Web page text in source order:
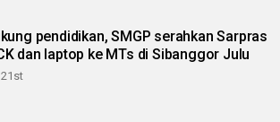
pendidikan, SMGP serahkan Sarpras
dan laptop ke MTs di Sibanggor Julu